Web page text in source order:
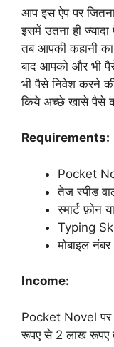
आप इस ऐप पर
इसमें उतना ही
तब आपकी कहानी
बाद आपको और भी
भी पैसे निवेश करने
किये अच्छे खासे पैसे
Requirements:
Pocket
तेज स्पीड
स्मार्ट फ़ोन
Typing
मोबाइल नंबर
Income:
Pocket Novel पर
रूपए से 2 लाख